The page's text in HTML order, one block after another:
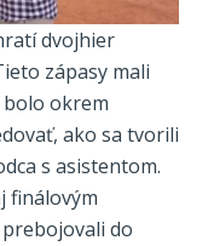
dvojhier
zápasy mali
okrem
ako sa tvorili
s asistentom.
finálovým
do